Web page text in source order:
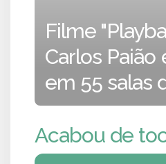
Filme
Carlos Paião
em 55 salas
Acabou de